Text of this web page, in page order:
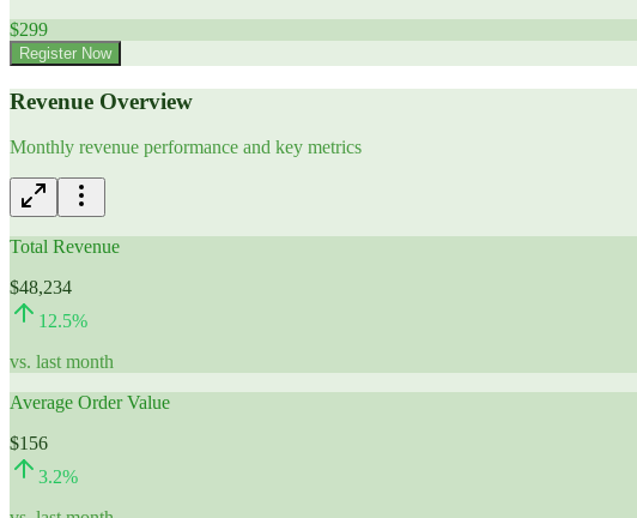
$299
Register Now
Revenue Overview
Monthly revenue performance and key metrics
Total Revenue
$48,234
12.5%
vs. last month
Average Order Value
$156
3.2%